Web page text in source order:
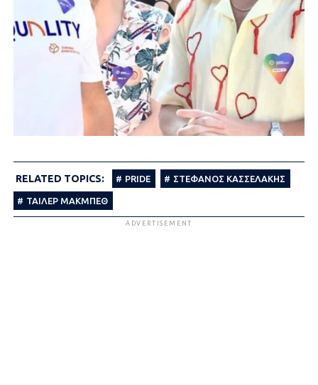
RELATED TOPICS: PRIDE ΣΤΕΦΑΝΟΣ ΚΑΣΣΕΛΑΚΗΣ
ΤΑΙΛΕΡ ΜΑΚΜΠΕΘ
ADVERTISEMENT